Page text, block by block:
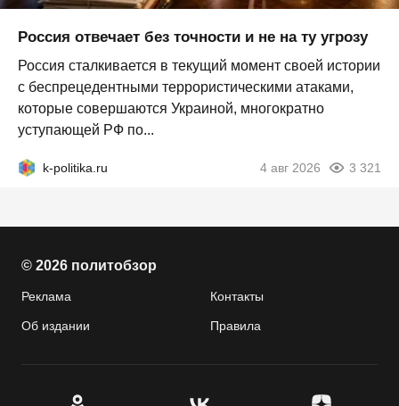
Россия отвечает без точности и не на ту угрозу
Россия сталкивается в текущий момент своей истории
с беспрецедентными террористическими атаками,
которые совершаются Украиной, многократно
уступающей РФ по...
k-politika.ru 4 авг 2026 3 321
© 2026 политобзор
Реклама Контакты
Об издании Правила